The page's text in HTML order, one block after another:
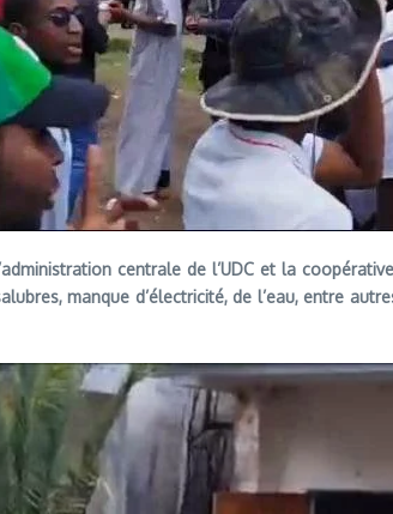
centrale de l’UDC et la
manque d’électricité, de l’eau, entre